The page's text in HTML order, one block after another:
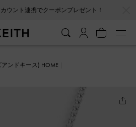
ウント連携でクーポンプレゼント！
アンドキース) HOME